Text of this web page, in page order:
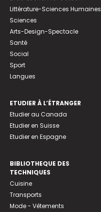
Littérature-Sciences Humaines
Sciences
Arts-Design-Spectacle
Santé
Social
Sport
Langues
ETUDIER À L’ÉTRANGER
Etudier au Canada
Etudier en Suisse
Etudier en Espagne
BIBLIOTHEQUE DES
TECHNIQUES
Cuisine
Transports
Mode - Vêtements